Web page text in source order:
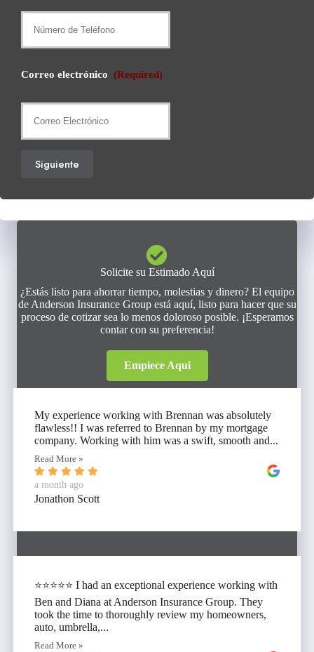
Correo electrónico (Required)
Siguiente
Solicite su Estimado Aquí
¿Estás listo para ahorrar tiempo, molestias y dinero? El equipo
de Anderson Insurance Group está aquí, listo para hacer que su
proceso de cotizar sea lo menos doloroso posible. ¡Esperamos
contar con su preferencia!
Empiece Aqui
My experience working with Brennan was absolutely
flawless!! I was referred to Brennan by my mortgage
company. Working with him was a swift, smooth and...
Read More »
a month ago
Jonathon Scott
⭐⭐⭐⭐⭐ I had an exceptional experience working with
Ben and Diana at Anderson Insurance Group. They
took the time to thoroughly review my homeowners,
auto, umbrella,...
Read More »